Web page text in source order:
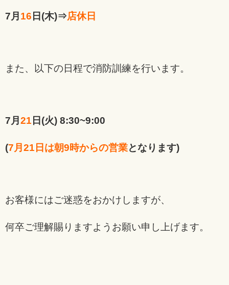
7月 16 日(木)⇒店休日
また、以下の日程で消防訓練を行います。
7月 21 日(火) 8:30~9:00
(7月21日は朝9時からの営業となります)
お客様にはご迷惑をおかけしますが、
何卒ご理解賜りますようお願い申し上げます。